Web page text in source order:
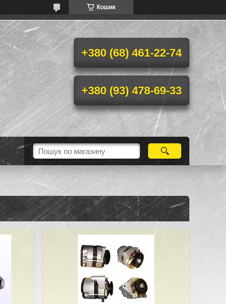
Кошик
+380 (68) 461-22-74
+380 (93) 478-69-33